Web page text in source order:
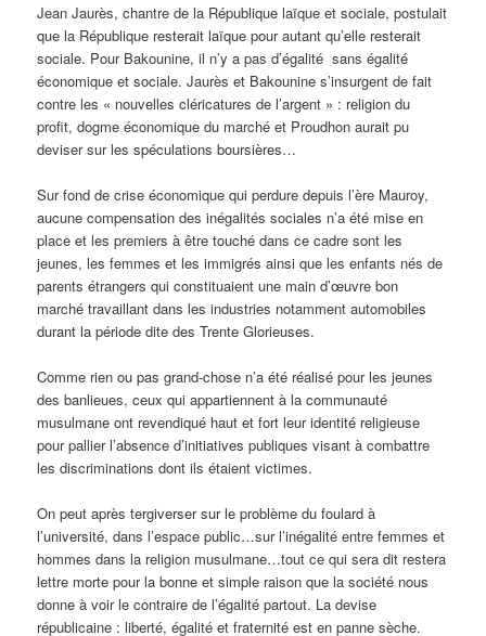
Jean Jaurès, chantre de la République laïque et sociale, postulait
que la République resterait laïque pour autant qu’elle resterait
sociale. Pour Bakounine, il n’y a pas d’égalité sans égalité
économique et sociale. Jaurès et Bakounine s’insurgent de fait
contre les « nouvelles cléricatures de l’argent » : religion du
profit, dogme économique du marché et Proudhon aurait pu
deviser sur les spéculations boursières…
Sur fond de crise économique qui perdure depuis l’ère Mauroy,
aucune compensation des inégalités sociales n’a été mise en
place et les premiers à être touché dans ce cadre sont les
jeunes, les femmes et les immigrés ainsi que les enfants nés de
parents étrangers qui constituaient une main d’œuvre bon
marché travaillant dans les industries notamment automobiles
durant la période dite des Trente Glorieuses.
Comme rien ou pas grand-chose n’a été réalisé pour les jeunes
des banlieues, ceux qui appartiennent à la communauté
musulmane ont revendiqué haut et fort leur identité religieuse
pour pallier l’absence d’initiatives publiques visant à combattre
les discriminations dont ils étaient victimes.
On peut après tergiverser sur le problème du foulard à
l’université, dans l’espace public…sur l’inégalité entre femmes et
hommes dans la religion musulmane…tout ce qui sera dit restera
lettre morte pour la bonne et simple raison que la société nous
donne à voir le contraire de l’égalité partout. La devise
républicaine : liberté, égalité et fraternité est en panne sèche.